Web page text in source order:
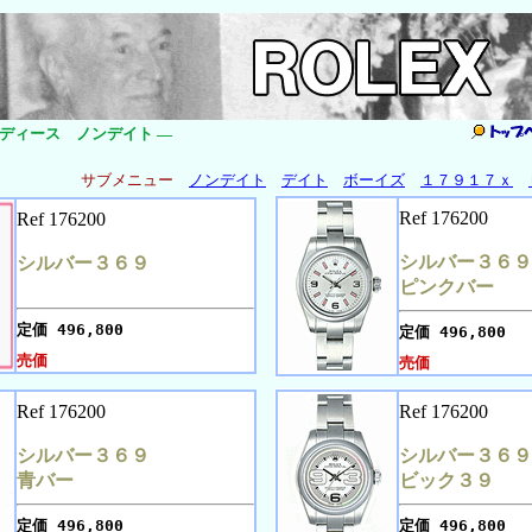
ース ノンデイト ―
サブメニュー ノンデイト デイト ボーイズ １７９１７ｘ
Ref 176200
シルバー３６９
定価 496,800
売価
Ref 176200
シルバー３６９
ピンクバー
定価 496,800
売価
Ref 176200
シルバー３６９
青バー
定価 496,800
Ref 176200
シルバー３６９
ビック３９
定価 496,800